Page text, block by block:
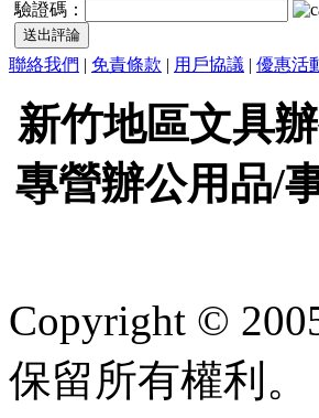
驗證碼：
聯絡我們 | 免責條款 | 用戶協議 | 優惠活
新竹地區文具
專營辦公用品/
Copyright ©
保留所有權利。